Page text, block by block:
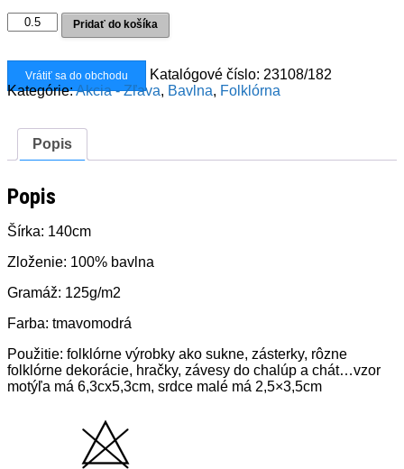
množstvo
Bavlna
veľké
tmavomodrá
Pridať do košíka
Vrátiť sa do obchodu Katalógové číslo: 23108/182
Kategórie:Akcia - Zľava, Bavlna, Folklórna
Popis
Popis
Šírka: 140cm
Zloženie: 100% bavlna
Gramáž: 125g/m2
Farba: tmavomodrá
Použitie: folklórne výrobky ako sukne, zásterky, rôzne
folklórne dekorácie, hračky, závesy do chalúp a chát…vzor
motýľa má 6,3cx5,3cm, srdce malé má 2,5×3,5cm